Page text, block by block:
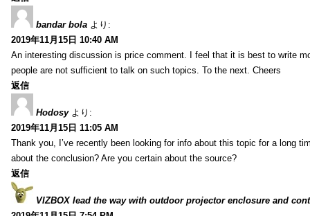
bandar bola より:
2019年11月15日 10:40 AM
An interesting discussion is price comment. I feel that it is best to write
people are not sufficient to talk on such topics. To the next. Cheers
返信
Hodosy より:
2019年11月15日 11:05 AM
Thank you, I’ve recently been looking for info about this topic for a long
about the conclusion? Are you certain about the source?
返信
VIZBOX lead the way with outdoor projector enclosure and